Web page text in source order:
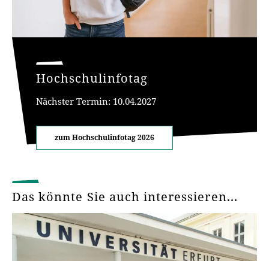
Hochschulinfotag
Nächster Termin: 10.04.2027
zum Hochschulinfotag 2026
Das könnte Sie auch interessieren...